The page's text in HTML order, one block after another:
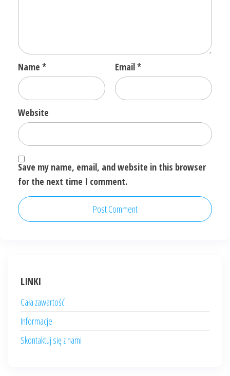
Name * Email*
Website
Save my name, email, and website in this browser
for the next time I comment.
LINKI
Cała zawartość
Informacje
Skontaktuj się z nami